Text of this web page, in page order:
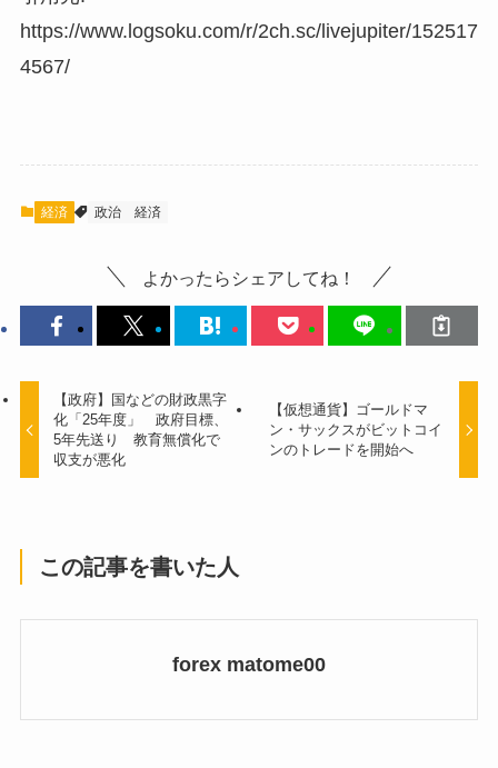
https://www.logsoku.com/r/2ch.sc/livejupiter/152517
4567/
経済 政治 経済
よかったらシェアしてね！
【政府】国などの財政黒字
化「25年度」 政府目標、
5年先送り 教育無償化で
収支が悪化
【仮想通貨】ゴールドマ
ン・サックスがビットコイ
ンのトレードを開始へ
この記事を書いた人
forex matome00